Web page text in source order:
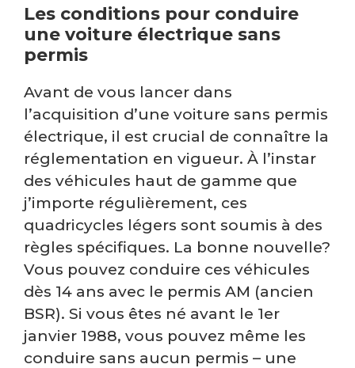
Les conditions pour conduire
une voiture électrique sans
permis
Avant de vous lancer dans
l’acquisition d’une voiture sans permis
électrique, il est crucial de connaître la
réglementation en vigueur. À l’instar
des véhicules haut de gamme que
j’importe régulièrement, ces
quadricycles légers sont soumis à des
règles spécifiques. La bonne nouvelle?
Vous pouvez conduire ces véhicules
dès 14 ans avec le permis AM (ancien
BSR). Si vous êtes né avant le 1er
janvier 1988, vous pouvez même les
conduire sans aucun permis – une